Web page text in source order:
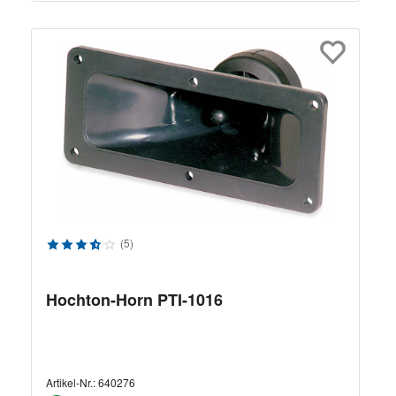
Durchschnittliche Bewertung von 3.8 von 5 Sternen
(5)
Hochton-Horn PTI-1016
Artikel-Nr.:640276